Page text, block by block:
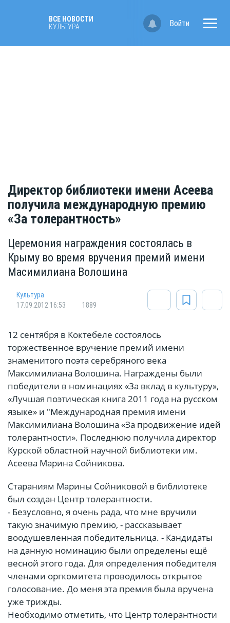
ВСЕ НОВОСТИ
КУЛЬТУРА
Войти
Директор библиотеки имени Асеева
получила международную премию
«За толерантность»
Церемония награждения состоялась в
Крыму во время вручения премий имени
Масимилиана Волошина
Культура
17.09.2012 16:53
1889
12 сентября в Коктебеле состоялось
торжественное вручение премий имени
знаменитого поэта серебряного века
Максимилиана Волошина. Награждены были
победители в номинациях «За вклад в культуру»,
«Лучшая поэтическая книга 2011 года на русском
языке» и "Международная премия имени
Максимилиана Волошина «За продвижение идей
толерантности». Последнюю получила директор
Курской областной научной библиотеки им.
Асеева Марина Сойникова.
Стараниям Марины Сойниковой в библиотеке
был создан Центр толерантности.
- Безусловно, я очень рада, что мне вручили
такую значимую премию, - рассказывает
воодушевленная победительница. - Кандидаты
на данную номинацию были определены ещё
весной этого года. Для определения победителя
членами оргкомитета проводилось открытое
голосование. До меня эта премия была вручена
уже трижды.
Необходимо отметить, что Центр толерантности